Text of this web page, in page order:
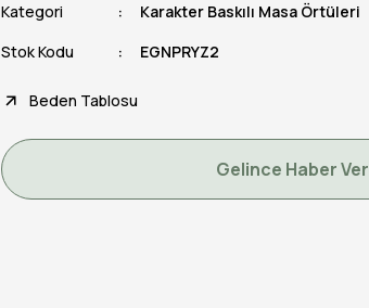
Kategori
Karakter Baskılı Masa Örtüleri
Stok Kodu
EGNPRYZ2
Beden Tablosu
Gelince Haber Ver